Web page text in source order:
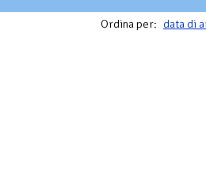
Ordina per: data di